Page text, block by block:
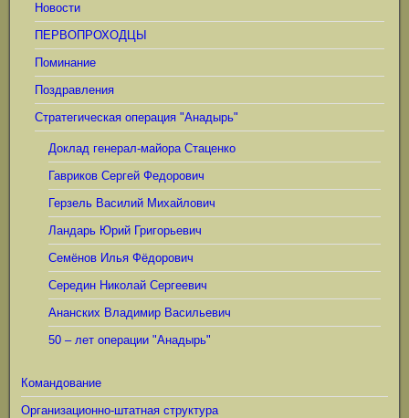
Новости
ПЕРВОПРОХОДЦЫ
Поминание
Поздравления
Стратегическая операция "Анадырь"
Доклад генерал-майора Стаценко
Гавриков Сергей Федорович
Герзель Василий Михайлович
Ландарь Юрий Григорьевич
Семёнов Илья Фёдорович
Середин Николай Сергеевич
Ананских Владимир Васильевич
50 – лет операции "Анадырь"
Командование
Организационно-штатная структура